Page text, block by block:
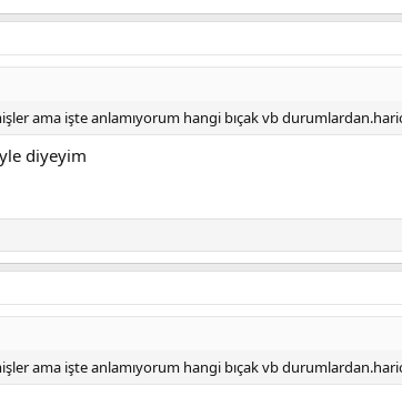
ama işte anlamıyorum hangi bıçak vb
diyeyim
ama işte anlamıyorum hangi bıçak vb